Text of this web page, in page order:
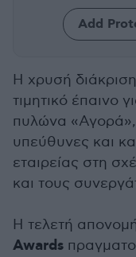
Add
Η χρυσή
τιμητικό έπαινο
πυλώνα «Αγορά»,
υπεύθυνες και
εταιρείας στη
και τους
Η τελετή
Awards